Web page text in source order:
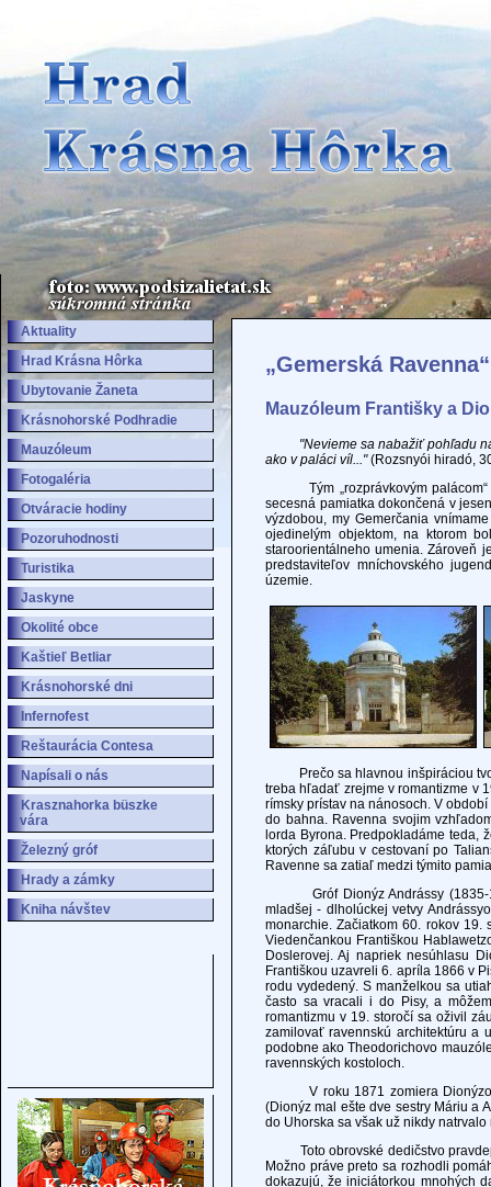
Aktuality
Hrad Krásna Hôrka
Ubytovanie Žaneta
Krásnohorské Podhradie
Mauzóleum
Fotogaléria
Otváracie hodiny
Pozoruhodnosti
Turistika
Jaskyne
Okolité obce
Kaštieľ Betliar
Krásnohorské dni
Infernofest
Reštaurácia Contesa
Napísali o nás
Krasznahorka büszke
vára
Železný gróf
Hrady a zámky
Kniha návštev
„Gemerská Ravenna“
Mauzóleum Františky a
"Nevieme sa nabažiť pohľadu
ako v paláci víl..."(Rozsnyói hiradó,
Tým „rozprávkovým palácom“ je
secesná pamiatka dokončená v
výzdobou, my Gemerčania
ojedinelým objektom, na ktorom
staroorientálneho umenia. Zároveň
predstaviteľov mníchovského
územie.
Prečo sa hlavnou inšpiráciou
treba hľadať zrejme v romantizme v
rímsky prístav na nánosoch. V
do bahna. Ravenna svojim
lorda Byrona. Predpokladáme teda,
ktorých záľubu v cestovaní po
Ravenne sa zatiaľ medzi týmito
Gróf Dionýz Andrássy (1835-
mladšej - dlholúckej vetvy
monarchie. Začiatkom 60. rokov
Viedenčankou Františkou
Doslerovej. Aj napriek nesúhlasu
Františkou uzavreli 6. apríla 1866 v
rodu vydedený. S manželkou sa
často sa vracali i do Pisy, a
romantizmu v 19. storočí sa oživil
zamilovať ravennskú architektúru a
podobne ako Theodorichovo
ravennských kostoloch.
V roku 1871 zomiera Dionýzov
(Dionýz mal ešte dve sestry Máriu a
do Uhorska sa však už nikdy natrvalo
Toto obrovské dedičstvo
Možno práve preto sa rozhodli
dokazujú, že iniciátorkou mnohých